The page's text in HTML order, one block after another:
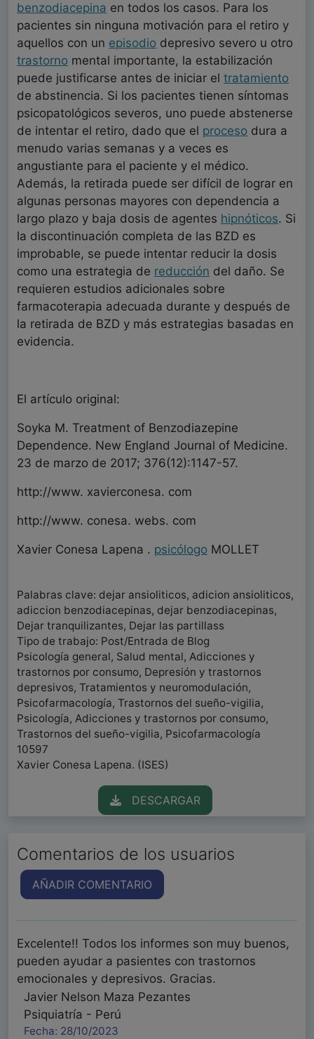
benzodiacepina en todos los casos. Para los
pacientes sin ninguna motivación para el retiro y
aquellos con un episodio depresivo severo u otro
trastorno mental importante, la estabilización
puede justificarse antes de iniciar el tratamiento
de abstinencia. Si los pacientes tienen síntomas
psicopatológicos severos, uno puede abstenerse
de intentar el retiro, dado que el proceso dura a
menudo varias semanas y a veces es
angustiante para el paciente y el médico.
Además, la retirada puede ser difícil de lograr en
algunas personas mayores con dependencia a
largo plazo y baja dosis de agentes hipnóticos. Si
la discontinuación completa de las BZD es
improbable, se puede intentar reducir la dosis
como una estrategia de reducción del daño. Se
requieren estudios adicionales sobre
farmacoterapia adecuada durante y después de
la retirada de BZD y más estrategias basadas en
evidencia.
El artículo original:
Soyka M. Treatment of Benzodiazepine
Dependence. New England Journal of Medicine.
23 de marzo de 2017; 376(12):1147-57.
http://www. xavierconesa. com
http://www. conesa. webs. com
Xavier Conesa Lapena . psicólogo MOLLET
Palabras clave: dejar ansioliticos, adicion ansioliticos,
adiccion benzodiacepinas, dejar benzodiacepinas,
Dejar tranquilizantes, Dejar las partillass
Tipo de trabajo: Post/Entrada de Blog
Psicología general, Salud mental, Adicciones y
trastornos por consumo, Depresión y trastornos
depresivos, Tratamientos y neuromodulación,
Psicofarmacología, Trastornos del sueño-vigilia,
Psicología, Adicciones y trastornos por consumo,
Trastornos del sueño-vigilia, Psicofarmacología
10597
Xavier Conesa Lapena. (ISES)
DESCARGAR
Comentarios de los usuarios
AÑADIR COMENTARIO
Excelente!! Todos los informes son muy buenos,
pueden ayudar a pasientes con trastornos
emocionales y depresivos. Gracias.
Javier Nelson Maza Pezantes
Psiquiatría - Perú
Fecha: 28/10/2023